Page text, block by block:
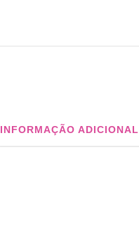
INFORMAÇÃO ADICIONAL